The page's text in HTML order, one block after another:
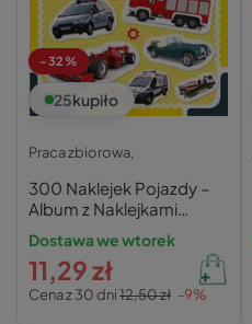
-32%
25kupiło
Praca zbiorowa,
300 Naklejek Pojazdy –
Album z Naklejkami
Zielona Sowa
Dostawa we wtorek
Cena z 30 dni12,50 zł -9%
11,29 zł